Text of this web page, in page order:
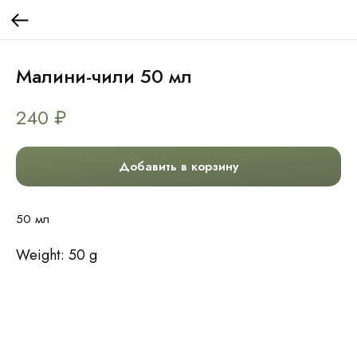
Малини-чили 50 мл
240 ₽
Добавить в корзину
50 мл
Weight: 50 g